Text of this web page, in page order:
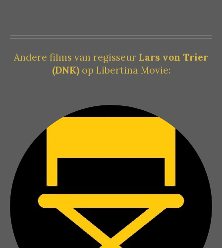
Andere films van regisseur Lars von Trier
(DNK)op Libertina Movie: